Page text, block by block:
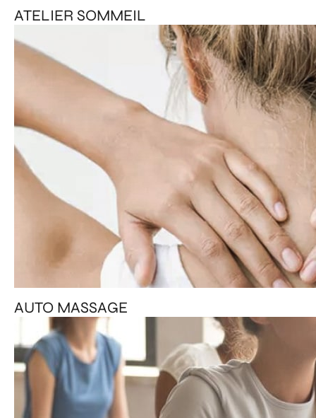
ATELIER SOMMEIL
AUTO MASSAGE